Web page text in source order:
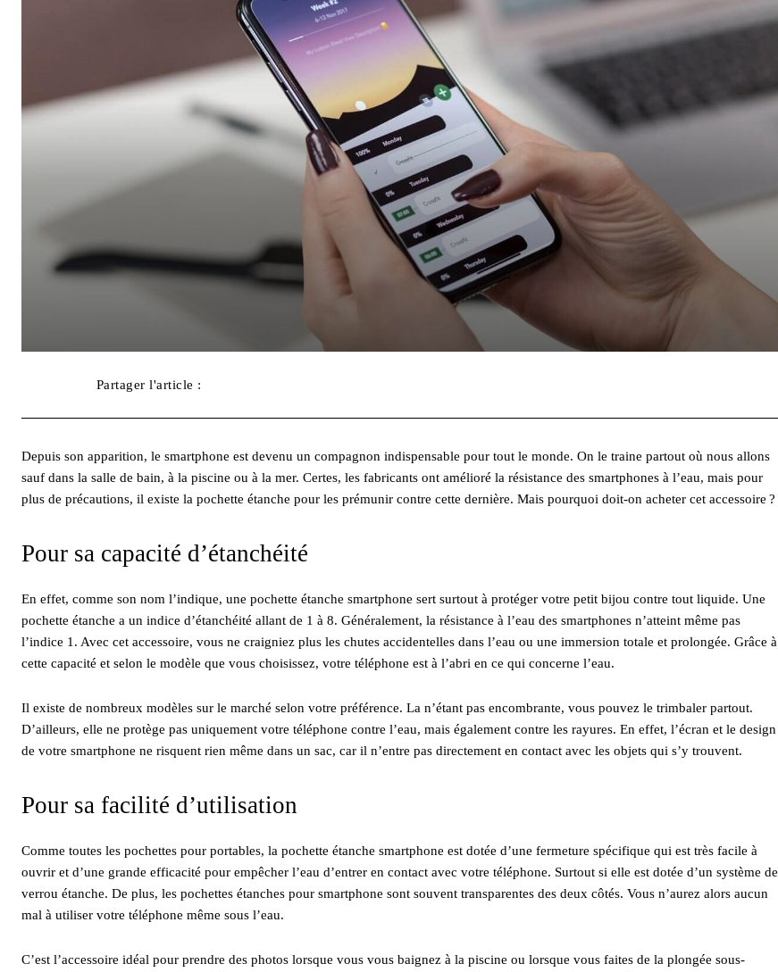
Partager l'article :
Depuis son apparition, le smartphone est devenu un compagnon indispensable pour tout le monde. On le traine partout où nous allons
sauf dans la salle de bain, à la piscine ou à la mer. Certes, les fabricants ont amélioré la résistance des smartphones à l’eau, mais pour
plus de précautions, il existe la pochette étanche pour les prémunir contre cette dernière. Mais pourquoi doit-on acheter cet accessoire ?
Pour sa capacité d’étanchéité
En effet, comme son nom l’indique, une pochette étanche smartphone sert surtout à protéger votre petit bijou contre tout liquide. Une
pochette étanche a un indice d’étanchéité allant de 1 à 8. Généralement, la résistance à l’eau des smartphones n’atteint même pas
l’indice 1. Avec cet accessoire, vous ne craigniez plus les chutes accidentelles dans l’eau ou une immersion totale et prolongée. Grâce à
cette capacité et selon le modèle que vous choisissez, votre téléphone est à l’abri en ce qui concerne l’eau.
Il existe de nombreux modèles sur le marché selon votre préférence. La n’étant pas encombrante, vous pouvez le trimbaler partout.
D’ailleurs, elle ne protège pas uniquement votre téléphone contre l’eau, mais également contre les rayures. En effet, l’écran et le design
de votre smartphone ne risquent rien même dans un sac, car il n’entre pas directement en contact avec les objets qui s’y trouvent.
Pour sa facilité d’utilisation
Comme toutes les pochettes pour portables, la pochette étanche smartphone est dotée d’une fermeture spécifique qui est très facile à
ouvrir et d’une grande efficacité pour empêcher l’eau d’entrer en contact avec votre téléphone. Surtout si elle est dotée d’un système de
verrou étanche. De plus, les pochettes étanches pour smartphone sont souvent transparentes des deux côtés. Vous n’aurez alors aucun
mal à utiliser votre téléphone même sous l’eau.
C’est l’accessoire idéal pour prendre des photos lorsque vous vous baignez à la piscine ou lorsque vous faites de la plongée sous-